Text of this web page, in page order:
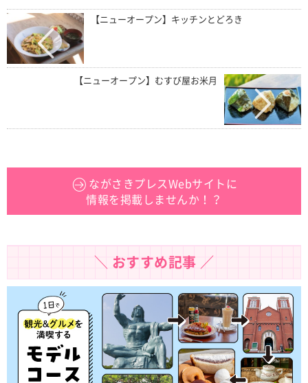
【ニューオープン】キッチンとどろき
【ニューオープン】むすび屋お米月
ながさきプレスWebサイトに
情報を掲載しませんか！？
＼ おすすめ記事 ／